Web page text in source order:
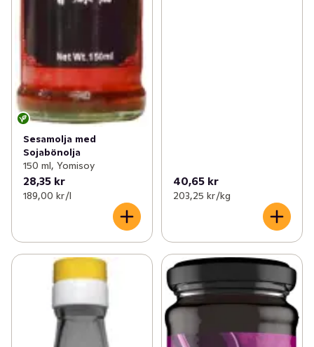
Sesamolja med
Sojabönolja
150 ml, Yomisoy
28,35 kr
189,00 kr /l
40,65 kr
203,25 kr /kg